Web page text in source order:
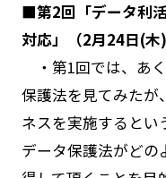
■第2回「データ利
対応」（2月24日(
・第1回では、あ
保護法を見てみたが
ネスを実施するとい
データ保護法がどの